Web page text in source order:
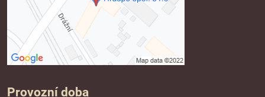
Provozní doba